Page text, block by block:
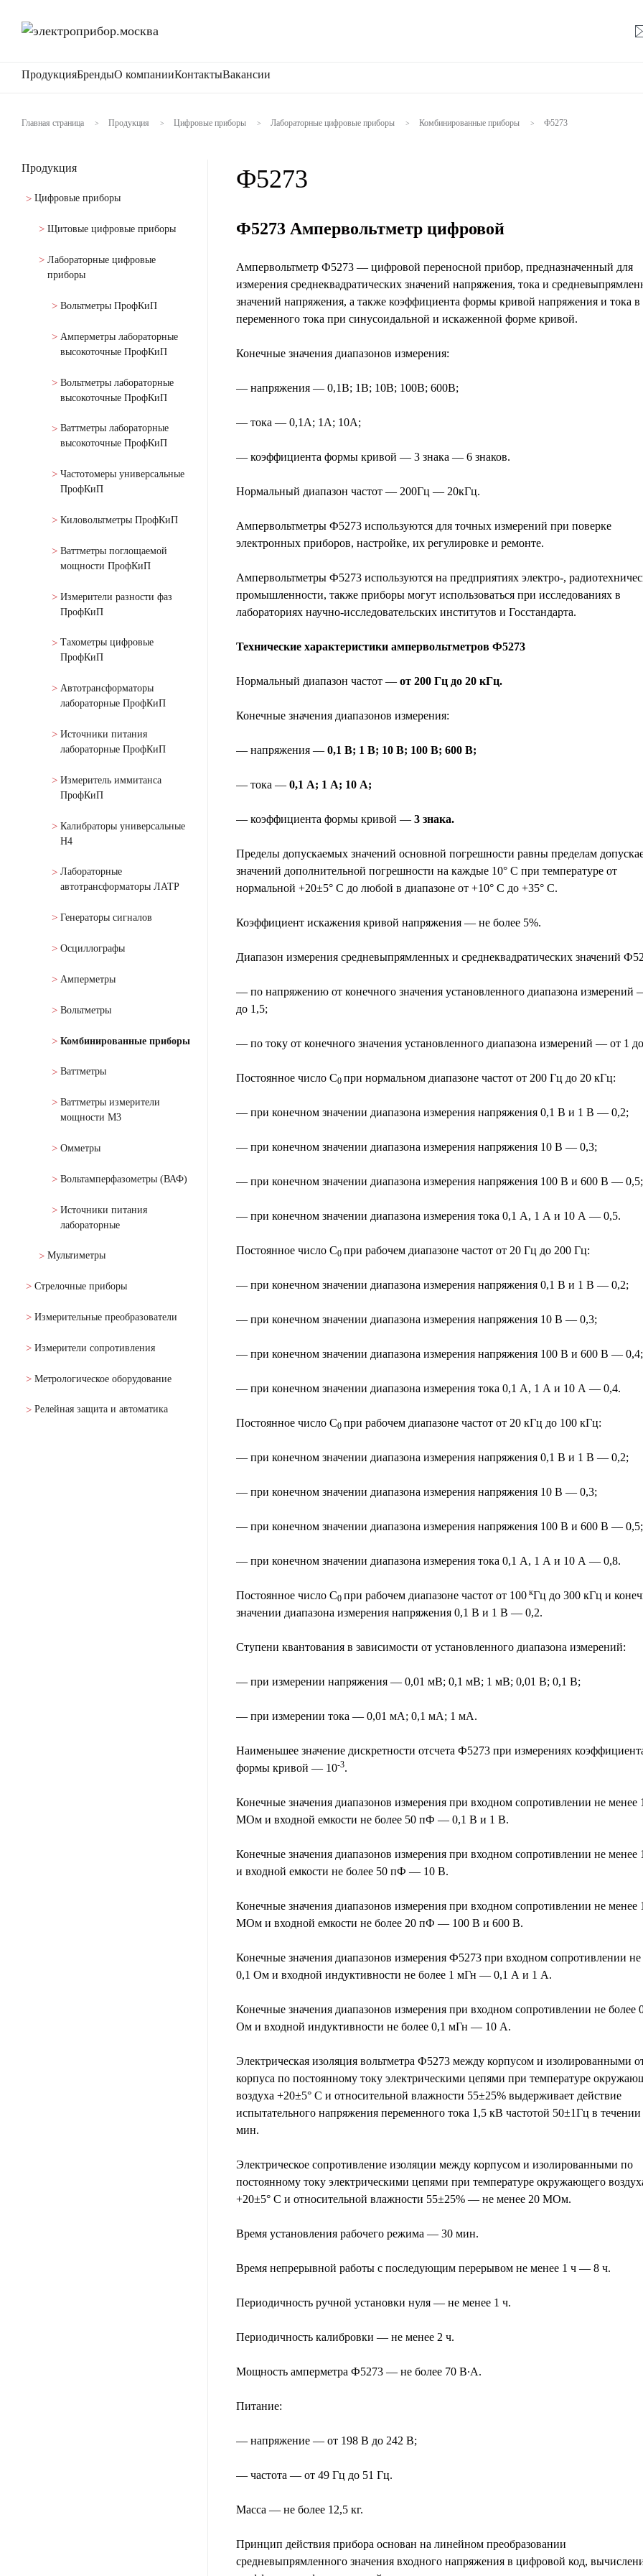
ПродукцияБрендыО компанииКонтактыВакансии
Главная страница > Продукция > Цифровые приборы > Лабораторные цифровые приборы > Комбинированные приборы > Ф5273
Продукция
Цифровые приборы
Щитовые цифровые приборы
Лабораторные цифровые
приборы
Вольтметры ПрофКиП
Амперметры лабораторные
высокоточные ПрофКиП
Вольтметры лабораторные
высокоточные ПрофКиП
Ваттметры лабораторные
высокоточные ПрофКиП
Частотомеры универсальные
ПрофКиП
Киловольтметры ПрофКиП
Ваттметры поглощаемой
мощности ПрофКиП
Измерители разности фаз
ПрофКиП
Тахометры цифровые
ПрофКиП
Автотрансформаторы
лабораторные ПрофКиП
Источники питания
лабораторные ПрофКиП
Измеритель иммитанса
ПрофКиП
Калибраторы универсальные
Н4
Лабораторные
автотрансформаторы ЛАТР
Генераторы сигналов
Осциллографы
Амперметры
Вольтметры
Комбинированные приборы
Ваттметры
Ваттметры измерители
мощности М3
Омметры
Вольтамперфазометры (ВАФ)
Источники питания
лабораторные
Мультиметры
Стрелочные приборы
Измерительные преобразователи
Измерители сопротивления
Метрологическое оборудование
Релейная защита и автоматика
Ф5273
Ф5273 Ампервольтметр цифровой
Ампервольтметр Ф5273 — цифровой переносной прибор, предназначенный для
измерения среднеквадратических значений напряжения, тока и
значений напряжения, а также коэффициента формы кривой напряжения и тока в
переменного тока при синусоидальной и искаженной форме кривой.
Конечные значения диапазонов измерения:
— напряжения — 0,1В; 1В; 10В; 100В; 600В;
— тока — 0,1А; 1А; 10А;
— коэффициента формы кривой — 3 знака — 6 знаков.
Нормальный диапазон частот — 200Гц — 20кГц.
Ампервольтметры Ф5273 используются для точных измерений при поверке
электронных приборов, настройке, их регулировке и ремонте.
Ампервольтметры Ф5273 используются на предприятиях электро-,
промышленности, также приборы могут использоваться при исследованиях в
лабораториях научно-исследовательских институтов и Госстандарта.
Технические характеристики ампервольтметров Ф5273
Нормальный диапазон частот — от 200 Гц до 20 кГц.
Конечные значения диапазонов измерения:
— напряжения — 0,1 В; 1 В; 10 В; 100 В; 600 В;
— тока — 0,1 А; 1 А; 10 А;
— коэффициента формы кривой — 3 знака.
Пределы допускаемых значений основной погрешности равны пределам
значений дополнительной погрешности на каждые 10° С при температуре от
нормальной +20±5° С до любой в диапазоне от +10° С до +35° С.
Коэффициент искажения кривой напряжения — не более 5%.
Диапазон измерения средневыпрямленных и среднеквадратических значений
— по напряжению от конечного значения установленного диапазона измерений
до 1,5;
— по току от конечного значения установленного диапазона измерений — от 1
Постоянное число С0 при нормальном диапазоне частот от 200 Гц до 20 кГц:
— при конечном значении диапазона измерения напряжения 0,1 В и 1 В — 0,2;
— при конечном значении диапазона измерения напряжения 10 В — 0,3;
— при конечном значении диапазона измерения напряжения 100 В и 600 В — 0,5;
— при конечном значении диапазона измерения тока 0,1 А, 1 А и 10 А — 0,5.
Постоянное число С0 при рабочем диапазоне частот от 20 Гц до 200 Гц:
— при конечном значении диапазона измерения напряжения 0,1 В и 1 В — 0,2;
— при конечном значении диапазона измерения напряжения 10 В — 0,3;
— при конечном значении диапазона измерения напряжения 100 В и 600 В — 0,4;
— при конечном значении диапазона измерения тока 0,1 А, 1 А и 10 А — 0,4.
Постоянное число С0 при рабочем диапазоне частот от 20 кГц до 100 кГц:
— при конечном значении диапазона измерения напряжения 0,1 В и 1 В — 0,2;
— при конечном значении диапазона измерения напряжения 10 В — 0,3;
— при конечном значении диапазона измерения напряжения 100 В и 600 В — 0,5;
— при конечном значении диапазона измерения тока 0,1 А, 1 А и 10 А — 0,8.
Постоянное число С0 при рабочем диапазоне частот от 100кГц до 300 кГц и
значении диапазона измерения напряжения 0,1 В и 1 В — 0,2.
Ступени квантования в зависимости от установленного диапазона измерений:
— при измерении напряжения — 0,01 мВ; 0,1 мВ; 1 мВ; 0,01 В; 0,1 В;
— при измерении тока — 0,01 мА; 0,1 мА; 1 мА.
Наименьшее значение дискретности отсчета Ф5273 при измерениях
формы кривой — 10-3.
Конечные значения диапазонов измерения при входном сопротивлении не менее
МОм и входной емкости не более 50 пФ — 0,1 В и 1 В.
Конечные значения диапазонов измерения при входном сопротивлении не
и входной емкости не более 50 пФ — 10 В.
Конечные значения диапазонов измерения при входном сопротивлении не менее
МОм и входной емкости не более 20 пФ — 100 В и 600 В.
Конечные значения диапазонов измерения Ф5273 при входном сопротивлении не
0,1 Ом и входной индуктивности не более 1 мГн — 0,1 А и 1 А.
Конечные значения диапазонов измерения при входном сопротивлении не более
Ом и входной индуктивности не более 0,1 мГн — 10 А.
Электрическая изоляция вольтметра Ф5273 между корпусом и изолированными
корпуса по постоянному току электрическими цепями при температуре
воздуха +20±5° С и относительной влажности 55±25% выдерживает действие
испытательного напряжения переменного тока 1,5 кВ частотой 50±1Гц в
мин.
Электрическое сопротивление изоляции между корпусом и изолированными по
постоянному току электрическими цепями при температуре окружающего
+20±5° С и относительной влажности 55±25% — не менее 20 МОм.
Время установления рабочего режима — 30 мин.
Время непрерывной работы с последующим перерывом не менее 1 ч — 8 ч.
Периодичность ручной установки нуля — не менее 1 ч.
Периодичность калибровки — не менее 2 ч.
Мощность амперметра Ф5273 — не более 70 В∙А.
Питание:
— напряжение — от 198 В до 242 В;
— частота — от 49 Гц до 51 Гц.
Масса — не более 12,5 кг.
Принцип действия прибора основан на линейном преобразовании
средневыпрямленного значения входного напряжения в цифровой код,